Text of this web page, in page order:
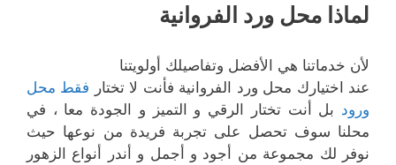
لماذا محل ورد الفروانية
لأن خدماتنا هي الأفضل وتفاصيلك أولويتنا
عند اختيارك محل ورد الفروانية فأنت لا تختار فقط محل
ورود بل أنت تختار الرقي و التميز و الجودة معا ، في
محلنا سوف تحصل على تجربة فريدة من نوعها حيث
نوفر لك مجموعة من أجود و أجمل و أندر أنواع الزهور